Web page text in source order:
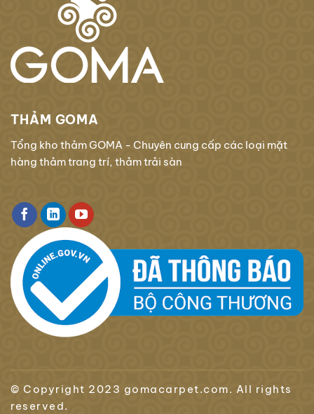
THẢM GOMA
Tổng kho thảm GOMA - Chuyên cung cấp các loại mặt
hàng thảm trang trí, thảm trải sàn
© Copyright 2023 gomacarpet.com. All rights
reserved.